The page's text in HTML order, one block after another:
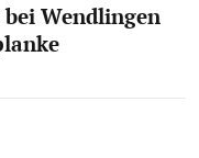
Wendlingen